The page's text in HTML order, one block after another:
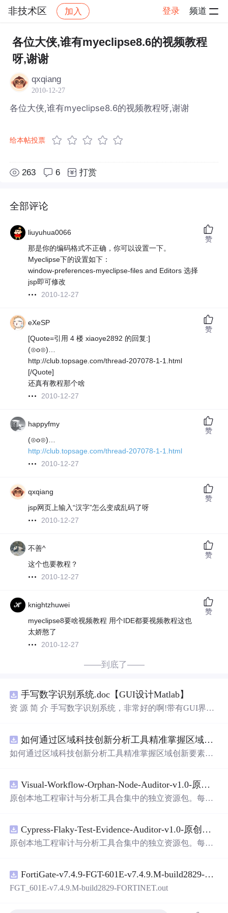
非技术区 加入 登录 频道
社区 非技术区 帖子详情
各位大侠,谁有myeclipse8.6的视频教程
呀,谢谢
qxqiang
2010-12-27
各位大侠,谁有myeclipse8.6的视频教程呀,谢谢
给本帖投票
263 6 打赏
全部评论
liuyuhua0066
那是你的编码格式不正确，你可以设置一下。
Myeclipse下的设置如下：
window-preferences-myeclipse-files and Editors 选择
jsp即可修改
2010-12-27
赞
eXeSP
[Quote=引用 4 楼 xiaoye2892 的回复:]
(⊙o⊙)…
http://club.topsage.com/thread-207078-1-1.html
[/Quote]
还真有教程那个啥
2010-12-27
赞
happyfmy
(⊙o⊙)…
http://club.topsage.com/thread-207078-1-1.html
2010-12-27
赞
qxqiang
jsp网页上输入“汉字”怎么变成乱码了呀
2010-12-27
赞
不善^
这个也要教程？
2010-12-27
赞
knightzhuwei
myeclipse8要啥视频教程 用个IDE都要视频教程这也
太娇憨了
2010-12-27
赞
——到底了——
手写数字识别系统.doc【GUI设计Matlab】
资 源 简 介 手写数字识别系统，非常好的啊!带有GUI界
带有直观的图形用户界面（GUI），非常容易使用。你只
需要将手写数字输入系统，它将立即给出准确的识别结
是一个非常方便和实用的工具，你一定会喜欢它的！
如何通过区域科技创新分析工具精准掌握区域创新要素分布与产业链融合现状？.docx
如何通过区域科技创新分析工具精准掌握区域创新要素分
Visual-Workflow-Orphan-Node-Auditor-v1.0-原创源码与文档.zip
原创本地工程审计与分析工具合集中的独立资源包。每个
README、运行说明、功能清单、MIT License及原创与授
权声明。解压后进入project目录，执行npm test验证算法，
目源码、Logo、官方截图、论文、生产日志或其他受限素
材。适合前端开发、AI应用工程、测试审计和课程实践。
Cypress-Flaky-Test-Evidence-Auditor-v1.0-原创源码与文档.zip
原创本地工程审计与分析工具合集中的独立资源包。每个
README、运行说明、功能清单、MIT License及原创与授
权声明。解压后进入project目录，执行npm test验证算法，
FortiGate-v7.4.9-FGT-601E-v7.4.9.M-build2829-FORTINET.out
FGT_601E-v7.4.9.M-build2829-FORTINET.out